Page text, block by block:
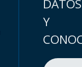
DATOS
Y